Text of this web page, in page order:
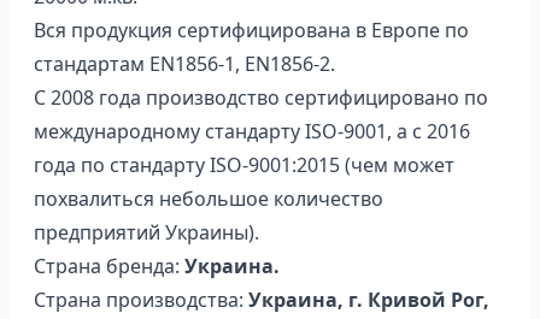
Вся продукция сертифицирована в Европе по
стандартам EN1856-1, EN1856-2.
С 2008 года производство сертифицировано по
международному стандарту ISO-9001, а с 2016
года по стандарту ISO-9001:2015 (чем может
похвалиться небольшое количество
предприятий Украины).
Страна бренда: Украина.
Страна производства: Украина, г. Кривой Рог,